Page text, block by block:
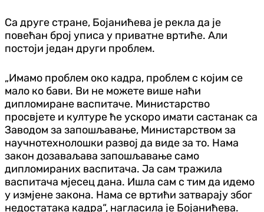
Са друге стране, Бојанићева је рекла да је
повећан број уписа у приватне вртиће. Али
постоји један други проблем.
„Имамо проблем око кадра, проблем с којим се
мало ко бави. Ви не можете више наћи
дипломиране васпитаче. Министарство
просвјете и културе ће ускоро имати састанак са
Заводом за запошљавање, Министарством за
научнотехнолошки развој да виде за то. Нама
закон дозаваљава запошљавање само
дипломираних васпитача. Ја сам тражила
васпитача мјесец дана. Ишла сам с тим да идемо
у измјене закона. Нама се вртићи затварају због
недостатака кадра“, нагласила је Бојанићева.